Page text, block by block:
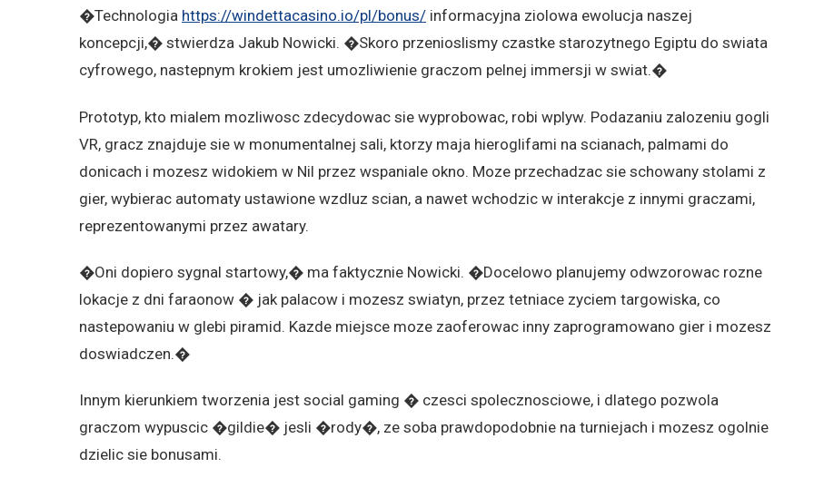
�Technologia https://windettacasino.io/pl/bonus/ informacyjna ziolowa ewolucja naszej
koncepcji,� stwierdza Jakub Nowicki. �Skoro przenioslismy czastke starozytnego Egiptu do swiata
cyfrowego, nastepnym krokiem jest umozliwienie graczom pelnej immersji w swiat.�
Prototyp, kto mialem mozliwosc zdecydowac sie wyprobowac, robi wplyw. Podazaniu zalozeniu gogli
VR, gracz znajduje sie w monumentalnej sali, ktorzy maja hieroglifami na scianach, palmami do
donicach i mozesz widokiem w Nil przez wspaniale okno. Moze przechadzac sie schowany stolami z
gier, wybierac automaty ustawione wzdluz scian, a nawet wchodzic w interakcje z innymi graczami,
reprezentowanymi przez awatary.
�Oni dopiero sygnal startowy,� ma faktycznie Nowicki. �Docelowo planujemy odwzorowac rozne
lokacje z dni faraonow � jak palacow i mozesz swiatyn, przez tetniace zyciem targowiska, co
nastepowaniu w glebi piramid. Kazde miejsce moze zaoferowac inny zaprogramowano gier i mozesz
doswiadczen.�
Innym kierunkiem tworzenia jest social gaming � czesci spolecznosciowe, i dlatego pozwola
graczom wypuscic �gildie� jesli �rody�, ze soba prawdopodobnie na turniejach i mozesz ogolnie
dzielic sie bonusami.